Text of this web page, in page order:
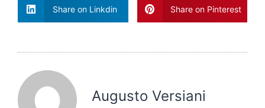
Share on Linkdin Share on Pinterest
Augusto Versiani